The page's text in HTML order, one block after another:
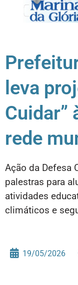
leva
Cuidar”
rede
Ação da Defesa
palestras para
atividades
climáticos e
19/05/2026